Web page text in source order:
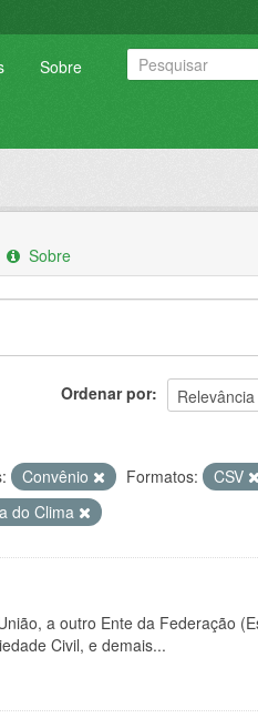
Sobre
Sobre
Ordenar por
Convênio Formatos:
CSV
do Clima
a outro Ente da Federação
Civil, e demais...